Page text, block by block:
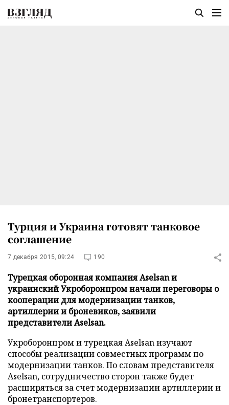
Турция и Украина готовят танковое
соглашение
7 декабря 2015, 09:24 190
Турецкая оборонная компания Aselsan и
украинский Укроборонпром начали переговоры о
кооперации для модернизации танков,
артиллерии и броневиков, заявили
представители Aselsan.
Укроборонпром и турецкая Aselsan изучают
способы реализации совместных программ по
модернизации танков. По словам представителя
Aselsan, сотрудничество сторон также будет
расширяться за счет модернизации артиллерии и
бронетранспортеров.